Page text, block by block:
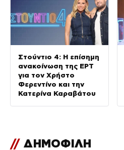
Στούντιο 4: Η επίσημη
ανακοίνωση της ΕΡΤ
για τον Χρήστο
Φερεντίνο και την
Κατερίνα Καραβάτου
// ΔΗΜΟΦΙΛΗ